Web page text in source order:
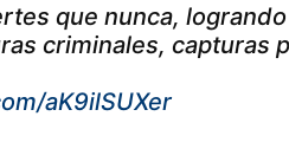
que nunca,
criminales, capturas
aK9ilSUXer